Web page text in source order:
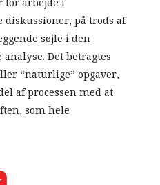
diskussioner, på trods af
søjle i den
Det betragtes
“naturlige” opgaver,
af processen med at
som hele